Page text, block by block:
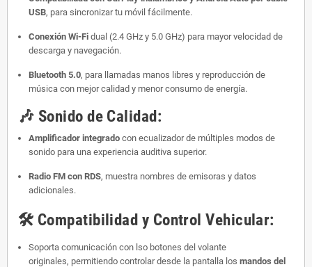
USB, para sincronizar tu móvil fácilmente.
Conexión Wi-Fi dual (2.4 GHz y 5.0 GHz) para mayor velocidad de
descarga y navegación.
Bluetooth 5.0, para llamadas manos libres y reproducción de
música con mejor calidad y menor consumo de energía.
🎶 Sonido de Calidad:
Amplificador integrado con ecualizador de múltiples modos de
sonido para una experiencia auditiva superior.
Radio FM con RDS, muestra nombres de emisoras y datos
adicionales.
🛠️ Compatibilidad y Control Vehicular:
Soporta comunicación con lso botones del volante
originales, permitiendo controlar desde la pantalla los mandos del